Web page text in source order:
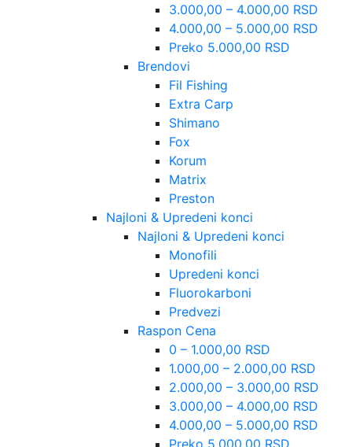
3.000,00 – 4.000,00 RSD
4.000,00 – 5.000,00 RSD
Preko 5.000,00 RSD
Brendovi
Fil Fishing
Extra Carp
Shimano
Fox
Korum
Matrix
Preston
Najloni & Upredeni konci
Najloni & Upredeni konci
Monofili
Upredeni konci
Fluorokarboni
Predvezi
Raspon Cena
0 – 1.000,00 RSD
1.000,00 – 2.000,00 RSD
2.000,00 – 3.000,00 RSD
3.000,00 – 4.000,00 RSD
4.000,00 – 5.000,00 RSD
Preko 5.000,00 RSD